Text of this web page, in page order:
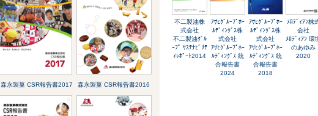
森永製菓 CSR報告書2017 森永製菓 CSR報告書2016
不二製油株
式会社
不二製油ｸﾞﾙ
ｰﾌﾟ ｻｽﾃﾅﾋﾞﾘﾃ
ｨﾚﾎﾟｰﾄ2014
ｱｻﾋｸﾞﾙｰﾌﾟﾎｰ
ﾙﾃﾞｨﾝｸﾞｽ株
式会社
ｱｻﾋｸﾞﾙｰﾌﾟﾎｰ
ﾙﾃﾞｨﾝｸﾞｽ 統
合報告書
2024
ｱｻﾋｸﾞﾙｰﾌﾟﾎｰ
ﾙﾃﾞｨﾝｸﾞｽ株
式会社
ｱｻﾋｸﾞﾙｰﾌﾟﾎｰ
ﾙﾃﾞｨﾝｸﾞｽ 統
合報告書
2018
ﾒﾛﾃﾞｨｱﾝ株
会社
ﾒﾛﾃﾞｨｱﾝ 環
のあゆみ
2020